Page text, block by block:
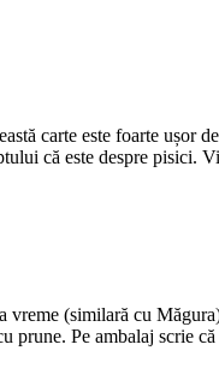
carte este foarte ușor
că este despre pisici.
(similară cu
prune. Pe ambalaj scrie